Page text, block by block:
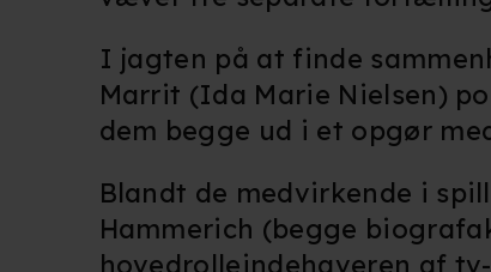
Vi bruger egne
funktionalitet,
Når vi anvender
læse mere om vores
I jagten på at finde
Marrit (Ida Marie Nielsen)
dem begge ud i et opgør
Blandt de medvirkende i
Hammerich (begge
hovedrolleindehaveren af